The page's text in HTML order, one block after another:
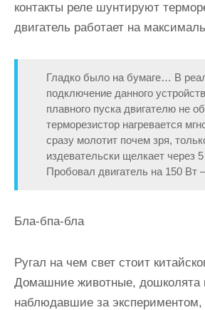
контакты реле шунтируют
двигатель работает на
Гладко было на бумаге… В
подключение данного
плавного пуска двигателю не
терморезистор нагревается
сразу молотит почем зря,
издевательски щелкает через
Пробовал двигатель на 150
Бла-бпа-бла
Ругал на чем свет стоит
Домашние животные, дошколята
наблюдавшие за